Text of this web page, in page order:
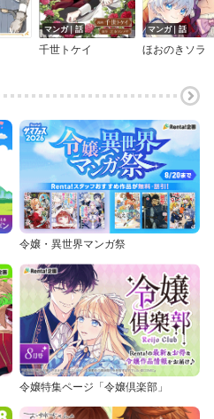
マンガ｜話
千世トケイ
マンガ｜話
ほおのきソラ
令嬢・異世界マンガ祭
令嬢特集ページ「令嬢倶楽部」